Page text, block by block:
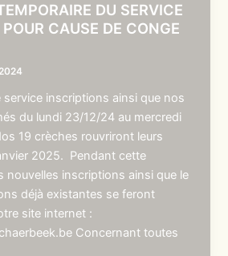
DU SERVICE
CAUSE DE CONGE
service inscriptions ainsi que nos
du lundi 23/12/24 au mercredi
19 crèches rouvriront leurs
2025. Pendant cette
nouvelles inscriptions ainsi que le
déjà existantes se feront
site internet :
Concernant toutes